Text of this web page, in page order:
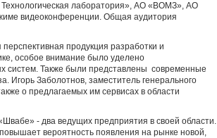
лаборатория», АО «ВОМЗ», АО
видеоконференции. Общая аудитория
продукция разработки и
особое внимание было уделено
систем. Также были представлены современные
Заболотнов, заместитель генерального
о предлагаемых им сервисах в области
- два ведущих предприятия в своей области.
вероятность появления на рынке новой,